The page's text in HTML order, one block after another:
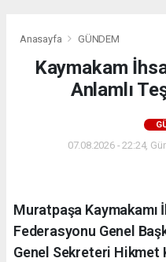
Anasayfa GÜNDEM
Kaymakam
Anlamlı
07.08.2026 - 22:24,
Muratpaşa Kaymakamı
Federasyonu Genel
Genel Sekreteri Hikmet